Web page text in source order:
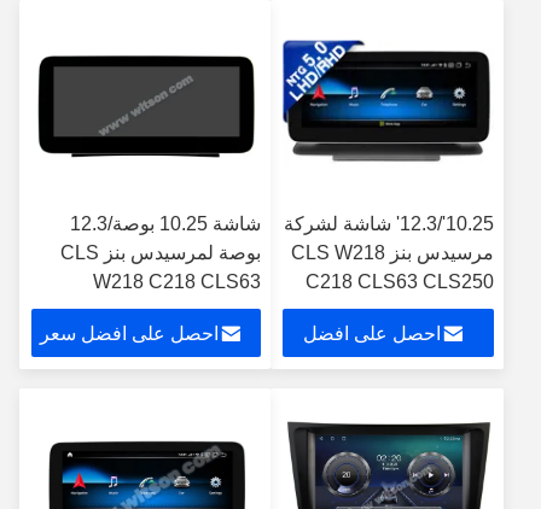
10.25'/12.3' شاشة لشركة
مرسيدس بنز CLS W218
C218 CLS63 CLS250
CLS300 CLS350
CLS500 2014-2017
احصل على افضل
شاشة 10.25 بوصة/12.3
بوصة لمرسيدس بنز CLS
W218 C218 CLS63
CLS250 CLS300 CLS350
CLS 2012-2013
احصل على افضل سعر